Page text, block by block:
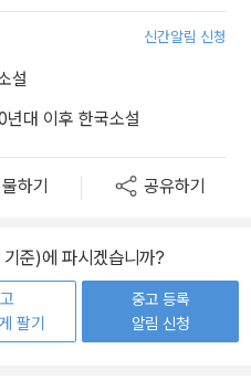
신간알림 신청
설
대 이후 한국소설
하기 공유하기
기준)에 파시겠습니까?
팔기
중고 등록
알림 신청